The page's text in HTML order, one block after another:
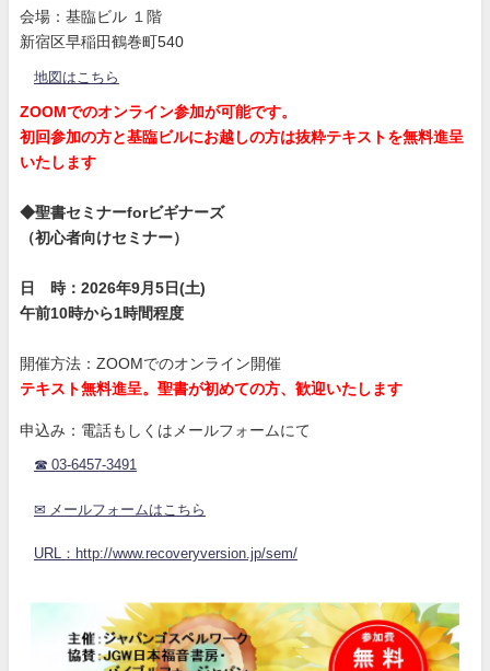
会場：基臨ビル １階
新宿区早稲田鶴巻町540
地図はこちら
ZOOMでのオンライン参加が可能です。
初回参加の方と基臨ビルにお越しの方は抜粋テキストを無料進呈
いたします
◆聖書セミナーforビギナーズ
（初心者向けセミナー）
日 時：2026年9月5日(土)
午前10時から1時間程度
開催方法：ZOOMでのオンライン開催
テキスト無料進呈。聖書が初めての方、歓迎いたします
申込み：電話もしくはメールフォームにて
☎ 03-6457-3491
✉ メールフォームはこちら
URL：http://www.recoveryversion.jp/sem/